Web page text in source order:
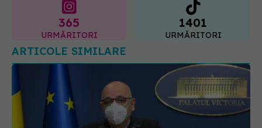
365
URMĂRITORI
1401
URMĂRITORI
ARTICOLE SIMILARE